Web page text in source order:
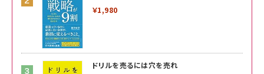
￥1,980
ドリルを売るには穴を売れ